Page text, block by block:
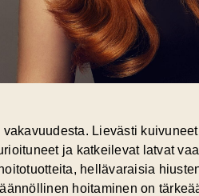
Lievästi
ja katkeilevat latvat
hellävaraisia
hoitaminen on